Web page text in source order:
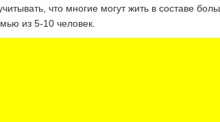
что многие могут жить в составе
из 5-10 человек.